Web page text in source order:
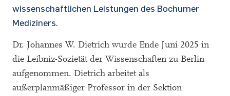
wissenschaftlichen Leistungen des Bochumer
Mediziners.
Dr. Johannes W. Dietrich wurde Ende Juni 2025 in
die Leibniz-Sozietät der Wissenschaften zu Berlin
aufgenommen. Dietrich arbeitet als
außerplanmäßiger Professor in der Sektion